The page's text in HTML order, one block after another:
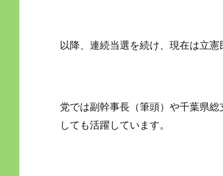
以降、連続当選を続け、現在は立
党では副幹事長（筆頭）や千葉県
しても活躍しています。